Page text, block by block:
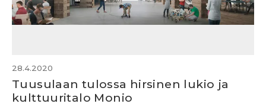
28.4.2020
Tuusulaan tulossa hirsinen lukio ja
kulttuuritalo Monio